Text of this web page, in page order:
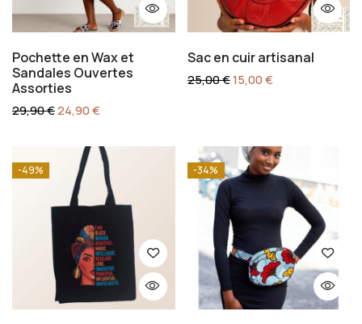
Pochette en Wax et
Sandales Ouvertes
Assorties
29,90€24,90€
Sac en cuir artisanal
25,00€15,00€
-49% -34%